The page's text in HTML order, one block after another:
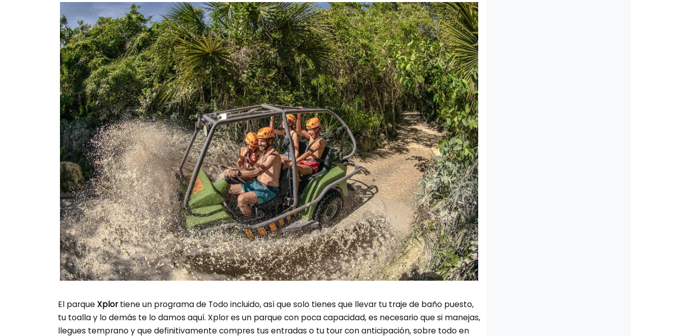
El parqueXplortiene un programa de Todo incluido, así que solo tienes que llevar tu traje de baño puesto,
tu toalla y lo demás te lo damos aquí. Xplor es un parque con poca capacidad, es necesario que si manejas,
llegues temprano y que definitivamente compres tus entradas o tu tour con anticipación, sobre todo en